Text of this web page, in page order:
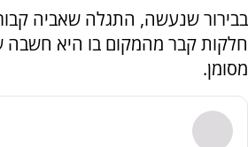
בבירור שנעשה, התגלה שאביה
חלקות קבר מהמקום בו היא חשבה
מסומן.